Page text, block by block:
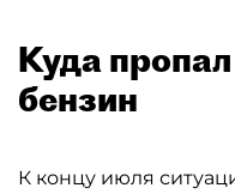
Куда
бензин
К концу июля